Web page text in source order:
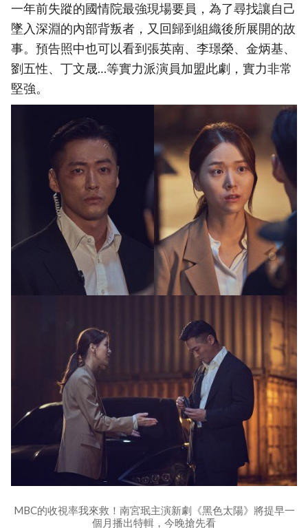
一年前失蹤的國情院最強現場要員，為了尋找讓自己
墜入深淵的內部背叛者，又回歸到組織後所展開的故
事。預告照中也可以看到張英南、李璟榮、金炳基、
劉五性、丁文晟…等實力派演員加盟此劇，實力非常
堅強。
MBC的收視率我來救！南宮珉主演新劇《黑色太陽》將提早一
個月播出特輯，今晚搶先看